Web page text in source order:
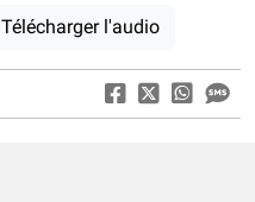
Télécharger l'audio